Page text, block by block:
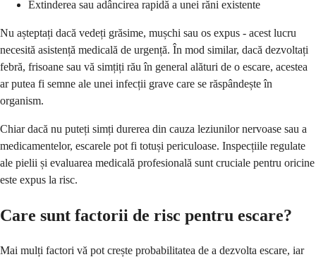
Extinderea sau adâncirea rapidă a unei răni existente
Nu așteptați dacă vedeți grăsime, mușchi sau os expus - acest lucru
necesită asistență medicală de urgență. În mod similar, dacă dezvoltați
febră, frisoane sau vă simțiți rău în general alături de o escare, acestea
ar putea fi semne ale unei infecții grave care se răspândește în
organism.
Chiar dacă nu puteți simți durerea din cauza leziunilor nervoase sau a
medicamentelor, escarele pot fi totuși periculoase. Inspecțiile regulate
ale pielii și evaluarea medicală profesională sunt cruciale pentru oricine
este expus la risc.
Care sunt factorii de risc pentru escare?
Mai mulți factori vă pot crește probabilitatea de a dezvolta escare, iar